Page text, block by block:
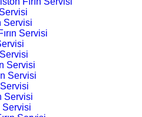
Servisi
Servisi
Servisi
Servisi
Servisi
Servisi
Servisi
Servisi